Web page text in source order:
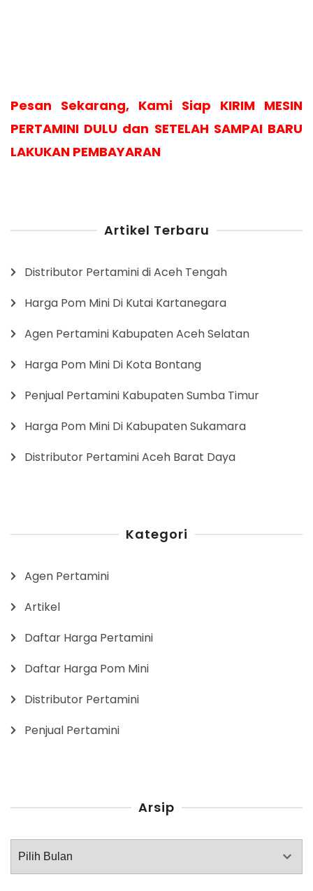
Pesan Sekarang, Kami Siap KIRIM MESIN
PERTAMINI DULU dan SETELAH SAMPAI BARU
LAKUKAN PEMBAYARAN
Artikel Terbaru
Distributor Pertamini di Aceh Tengah
Harga Pom Mini Di Kutai Kartanegara
Agen Pertamini Kabupaten Aceh Selatan
Harga Pom Mini Di Kota Bontang
Penjual Pertamini Kabupaten Sumba Timur
Harga Pom Mini Di Kabupaten Sukamara
Distributor Pertamini Aceh Barat Daya
Kategori
Agen Pertamini
Artikel
Daftar Harga Pertamini
Daftar Harga Pom Mini
Distributor Pertamini
Penjual Pertamini
Arsip
Arsip